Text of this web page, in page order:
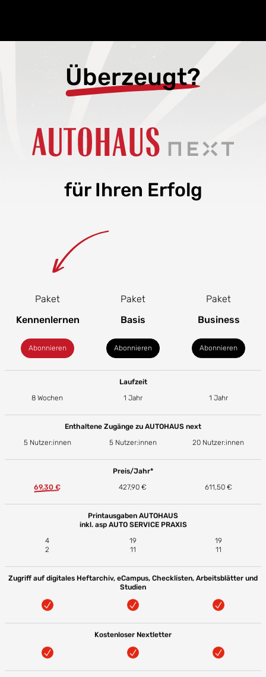
Überzeugt?
für Ihren Erfolg
Paket
Kennenlernen
Abonnieren
Paket
Basis
Abonnieren
Paket
Business
Abonnieren
Laufzeit
8 Wochen
1 Jahr 1 Jahr
Enthaltene Zugänge zu AUTOHAUS next
5 Nutzer:innen
5 Nutzer:innen 20 Nutzer:innen
Preis/Jahr*
69,30 €
427,90 € 611,50 €
Printausgaben AUTOHAUS
inkl. asp AUTO SERVICE PRAXIS
4
2
19
11
19
11
Zugriff auf digitales Heftarchiv, eCampus, Checklisten, Arbeitsblätter und
Studien
Kostenloser Nextletter